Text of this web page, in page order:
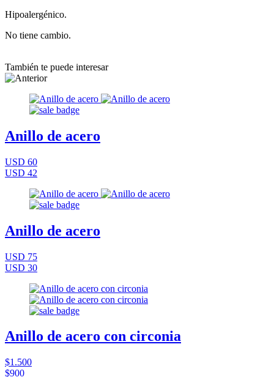
Hipoalergénico.
No tiene cambio.
También te puede interesar
Anillo de acero
USD 60
USD 42
Anillo de acero
USD 75
USD 30
Anillo de acero con circonia
$1.500
$900